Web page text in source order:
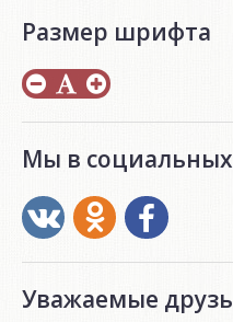
Размер шрифта
Мы в социальных
Уважаемые